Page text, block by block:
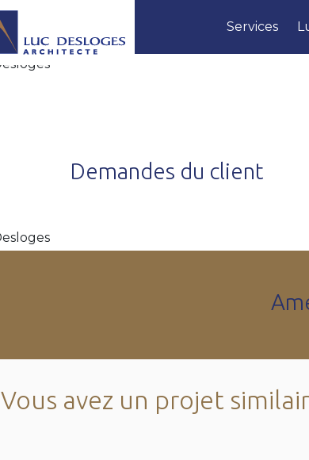
Services
Demandes du client
Vous avez un projet